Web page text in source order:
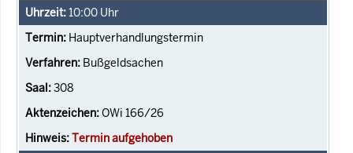
10:00 Uhr
Hauptverhandlungstermin
Bußgeldsachen
308
OWi 166/26
Termin aufgehoben